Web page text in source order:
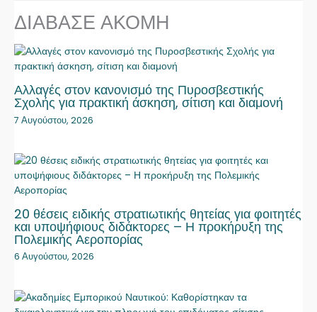
ΔΙΑΒΑΣΕ ΑΚΟΜΗ
Αλλαγές στον κανονισμό της Πυροσβεστικής
Σχολής για πρακτική άσκηση, σίτιση και διαμονή
7 Αυγούστου, 2026
20 θέσεις ειδικής στρατιωτικής θητείας για φοιτητές
και υποψήφιους διδάκτορες – Η προκήρυξη της
Πολεμικής Αεροπορίας
6 Αυγούστου, 2026